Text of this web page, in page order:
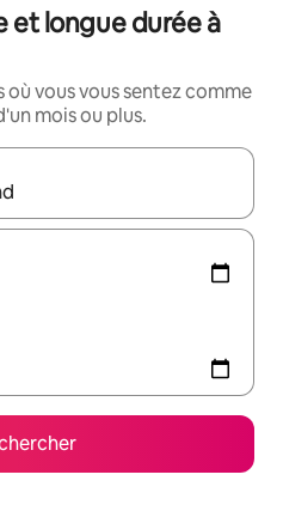
et longue durée à
vous vous sentez comme
mois ou plus.
utilisez les flèches vers le